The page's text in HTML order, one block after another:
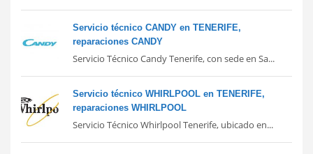
Servicio técnico CANDY en TENERIFE,
reparaciones CANDY
Servicio Técnico Candy Tenerife, con sede en Sa...
Servicio técnico WHIRLPOOL en TENERIFE,
reparaciones WHIRLPOOL
Servicio Técnico Whirlpool Tenerife, ubicado en...